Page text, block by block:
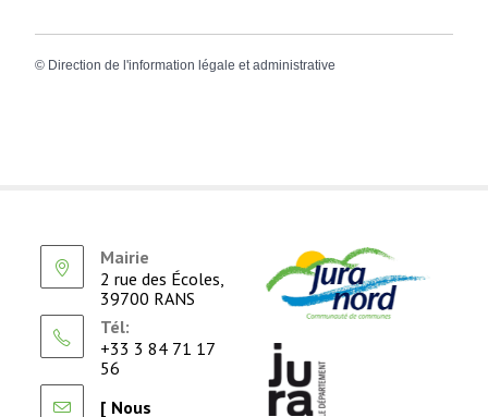
© Direction de l'information légale et administrative
Mairie
2 rue des Écoles,
39700 RANS
Tél:
+33 3 84 71 17
56
[ Nous